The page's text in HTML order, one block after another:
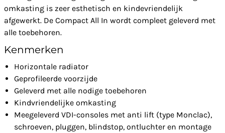
omkasting is zeer esthetisch en kindevriendelijk
afgewerkt. De Compact All In wordt compleet geleverd met
alle toebehoren.
Kenmerken
Horizontale radiator
Geprofileerde voorzijde
Geleverd met alle nodige toebehoren
Kindvriendelijke omkasting
Meegeleverd VDI-consoles met anti lift (type Monclac),
schroeven, pluggen, blindstop, ontluchter en montage